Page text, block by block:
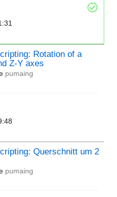
Rotation of a
Z-Y axes
pumaing
Querschnitt um 2
pumaing